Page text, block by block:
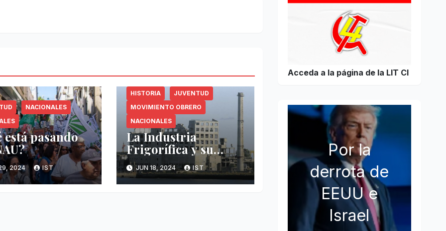
NACIONALES
está pasando
2024 IST
HISTORIA
JUVENTUD
MOVIMIENTO OBRERO
NACIONALES
La Industria
Frigorífica y su
historia
JUN 18, 2024 IST
Acceda a la página de la LIT CI
Por la
derrota de
EEUU e
Israel